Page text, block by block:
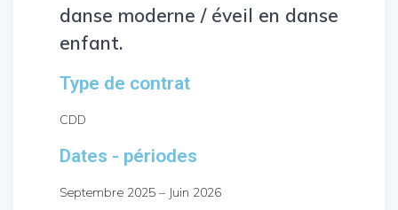
danse moderne / éveil en danse
enfant.
Type de contrat
CDD
Dates - périodes
Septembre 2025 – Juin 2026